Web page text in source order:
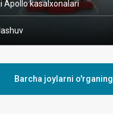
Apollo kasalxonalari
Barcha joylarni o'rganing